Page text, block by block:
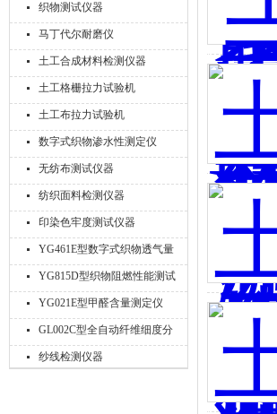
织物测试仪器
马丁代尔耐磨仪
土工合成材料检测仪器
土工格栅拉力试验机
土工布拉力试验机
数字式织物渗水性测定仪
无纺布测试仪器
纺织面料检测仪器
印染色牢度测试仪器
YG461E型数字式织物透气量
仪
YG815D型织物阻燃性能测试
仪
YG021E型甲醛含量测定仪
GL002C型全自动纤维细度分
析仪
纱线检测仪器